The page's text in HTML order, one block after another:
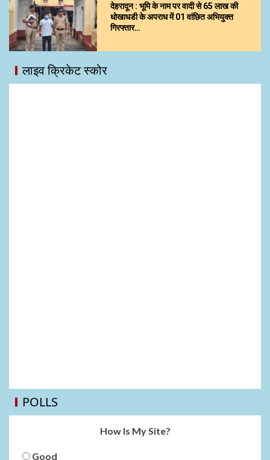
देहरादून : भूमि के नाम पर वादी से 65 लाख की
धोखाधडी के अपराध में 01 वांछित अभियुक्त
गिरफ्तार…
लाइव क्रिकेट स्कोर
POLLS
How Is My Site?
Good